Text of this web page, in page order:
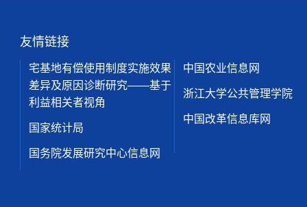
友情链接
宅基地有偿使用制度实施效果
差异及原因诊断研究——基于
利益相关者视角
国家统计局
国务院发展研究中心信息网
中国农业信息网
浙江大学公共管理学院
中国改革信息库网